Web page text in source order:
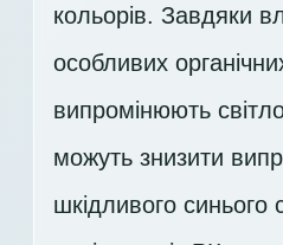
кольорів. Завдяки
особливих
випромінюють
можуть знизити
шкідливого синього